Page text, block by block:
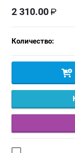
2 310.00
Количество: